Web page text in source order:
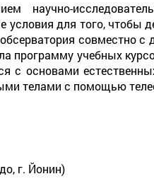
научно-
для того, чтобы
совместно с
программу учебных
с основами
телами с помощью
г. Йонин)